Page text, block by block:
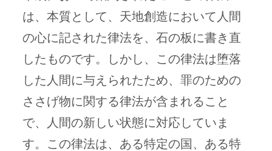
は、本質として、天地創造において人間
の心に記された律法を、石の板に書き直
したものです。しかし、この律法は堕落
した人間に与えられたため、罪のための
ささげ物に関する律法が含まれること
で、人間の新しい状態に対応していま
す。この律法は、ある特定の国、ある特